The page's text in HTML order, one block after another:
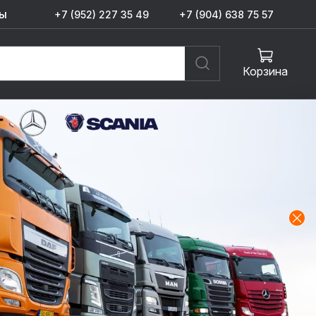
+7 (952) 227 35 49 +7 (904) 638 75 57
Корзина